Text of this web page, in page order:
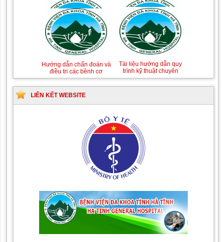
Hướng dẫn chẩn đoán và
xử trí Hồi sức tích cực
Hướng dẫn chẩn đoán và
điều trị các bệnh về dị
Hướng dẫn chẩn đoán và
điều trị các bệnh cơ
xương khớp
Hướng dẫn quy trình kỹ
thuật Chuyên khoa Phẫu
thuật Tiết niệu
Tài liệu hướng dẫn quy
trình kỹ thuật chuyên
ngành Da liễu
Hướng dẫn Quy trình kỹ
thuật Nhi khoa
LIÊN KẾT WEBSITE